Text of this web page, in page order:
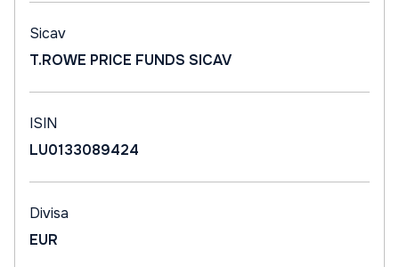
Sicav
T.ROWE PRICE FUNDS SICAV
ISIN
LU0133089424
Divisa
EUR